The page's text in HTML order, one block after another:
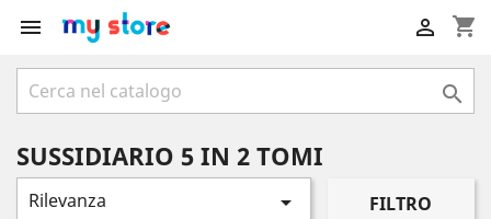
 shopping_cart


SUSSIDIARIO 5 IN 2 TOMI
Rilevanza  FILTRO